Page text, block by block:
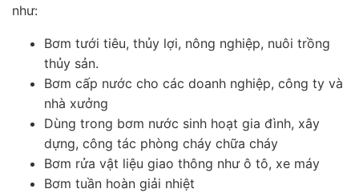
như:
Bơm tưới tiêu, thủy lợi, nông nghiệp, nuôi trồng
thủy sản.
Bơm cấp nước cho các doanh nghiệp, công ty và
nhà xưởng
Dùng trong bơm nước sinh hoạt gia đình, xây
dựng, công tác phòng cháy chữa cháy
Bơm rửa vật liệu giao thông như ô tô, xe máy
Bơm tuần hoàn giải nhiệt